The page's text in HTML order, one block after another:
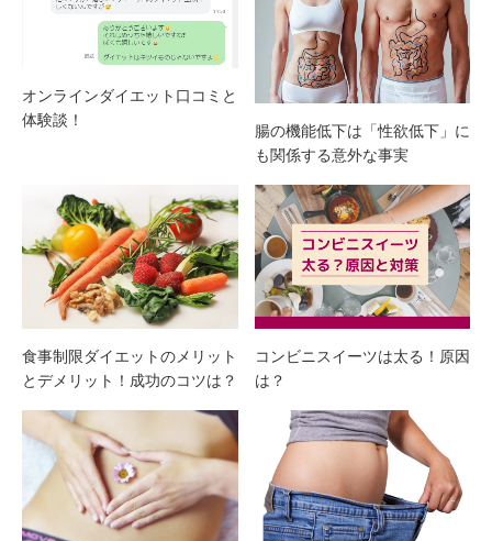
オンラインダイエット口コミと
体験談！
腸の機能低下は「性欲低下」に
も関係する意外な事実
食事制限ダイエットのメリット
とデメリット！成功のコツは？
コンビニスイーツは太る！原因
は？